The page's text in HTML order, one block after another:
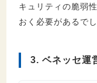
キュリティの脆弱
おく必要があるでし
3. ベネッセ運